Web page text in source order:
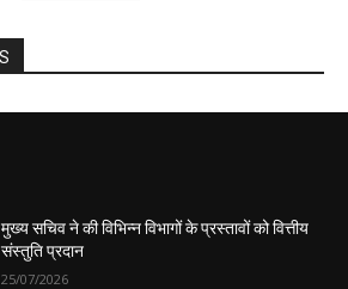
मुख्य सचिव ने की विभिन्न विभागों के प्रस्तावों को वित्तीय
संस्तुति प्रदान
25/07/2026